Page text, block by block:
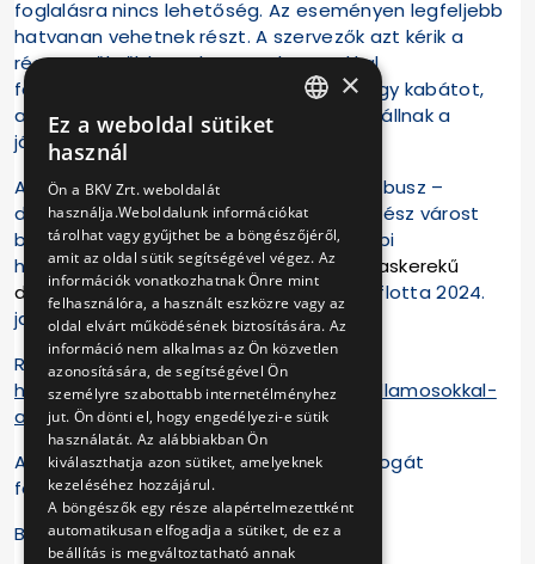
foglalásra nincs lehetőség. Az eseményen legfeljebb
hatvanan vehetnek részt. A szervezők azt kérik a
résztvevőktől, hogy hozzanak magukkal
fényvisszaverő láthatósági mellényt vagy kabátot,
amelyet a fotózások idején, amikor leszállnak a
járműről, kötelező viselni.
A BKV fényflottája – hat villamos és két busz –
december 1-jén indult el és szinte az egész várost
behálózza, hozzájárulva a főváros ünnepi
hangulatához. Afeldíszített ünnepi fogaskerekű
december 11-én állt forgalomba. A fényflotta 2024.
január 7-ig közlekedik.
Regisztráció:
https://www.bkv.hu/hu/esemeny/fenyvillamosokkal-
az-ejszakaban-fotosmenet-9911
A BKV és a BKK a programváltoztatást jogát
fenntartja!
BKV Zrt.
×
Ez a weboldal sütiket
használ
Ön a BKV Zrt. weboldalát
használja.Weboldalunk információkat
tárolhat vagy gyűjthet be a böngészőjéről,
amit az oldal sütik segítségével végez. Az
információk vonatkozhatnak Önre mint
felhasználóra, a használt eszközre vagy az
oldal elvárt működésének biztosítására. Az
információ nem alkalmas az Ön közvetlen
azonosítására, de segítségével Ön
személyre szabottabb internetélményhez
jut. Ön dönti el, hogy engedélyezi-e sütik
használatát. Az alábbiakban Ön
kiválaszthatja azon sütiket, amelyeknek
kezeléséhez hozzájárul.
A böngészők egy része alapértelmezettként
automatikusan elfogadja a sütiket, de ez a
beállítás is megváltoztatható annak